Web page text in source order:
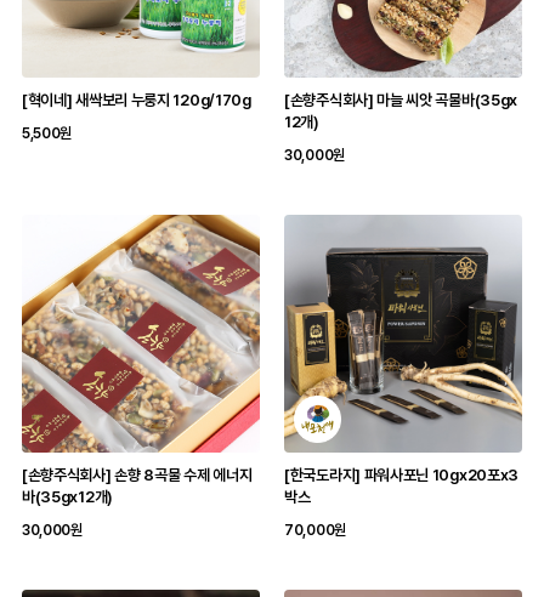
[혁이네] 새싹보리 누룽지 120g/170g
5,500원
[손향주식회사] 마늘 씨앗 곡물바(35gx
12개)
30,000원
[손향주식회사] 손향 8곡물 수제 에너지
바(35gx12개)
30,000원
[한국도라지] 파워사포닌 10gx20포x3
박스
70,000원